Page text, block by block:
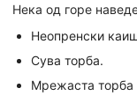
Нека од горе
Неопренски
Сува торба.
Мрежаста торба